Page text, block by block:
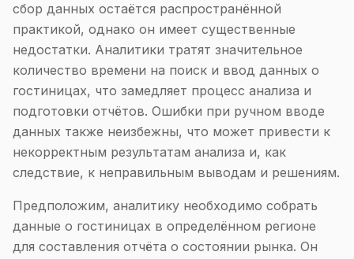
сбор данных остаётся распространённой
практикой, однако он имеет существенные
недостатки. Аналитики тратят значительное
количество времени на поиск и ввод данных о
гостиницах, что замедляет процесс анализа и
подготовки отчётов. Ошибки при ручном вводе
данных также неизбежны, что может привести к
некорректным результатам анализа и, как
следствие, к неправильным выводам и решениям.
Предположим, аналитику необходимо собрать
данные о гостиницах в определённом регионе
для составления отчёта о состоянии рынка. Он